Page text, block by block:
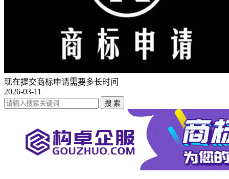
现在提交商标申请需要多长时间
2026-03-11